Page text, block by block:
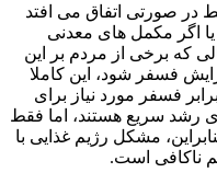
صورتی اتفاق می افتد
اگر مکمل های معدنی
که برخی از مردم بر این
فسفر شود، این کاملا
فسفر مورد نیاز برای
رشد سریع هستند، اما فقط
بنابراین، مشکل رژیم غذایی با
ناکافی است.